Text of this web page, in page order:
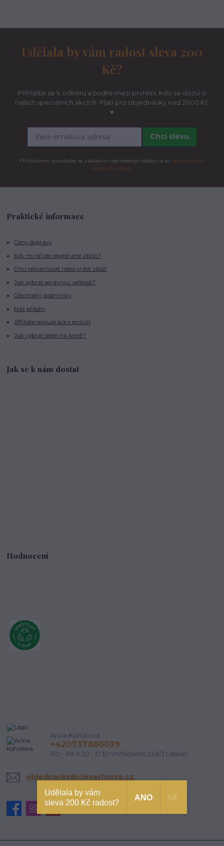
Udělala by vám radost sleva 200
Kč?
Přihlašte se k odběru a buďte mezi prvními, kdo se dozví o
našich speciálních akcích. Platí pro objednávky nad 2000 Kč
♥
Chci slevu
Přihlášením souhlasíte se zasíláním obchodních sdělení a se zpracováním
osobních údajů.
Praktické informace
Ceny dopravy
Kdy mi přijde objednané zboží?
Chci reklamovat nebo vrátit zboží
Jak vybrat správnou velikost?
Obchodní podmínky
Náš příběh
Affiliate spolupráce s provizí
Jak vybrat sedlo na koně?
Jak se k nám dostat
Hodnocení
Anna Kohútová
+420737880039
PO - PÁ 9.30 - 17.30 Vrchlického 338/3 Liberec
objednavky@cleverhorse.cz
Udělala by vám
sleva 200 Kč radost?
ANO NE